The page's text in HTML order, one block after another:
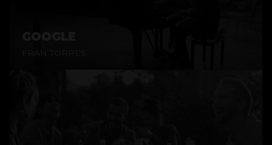
GOOGLE